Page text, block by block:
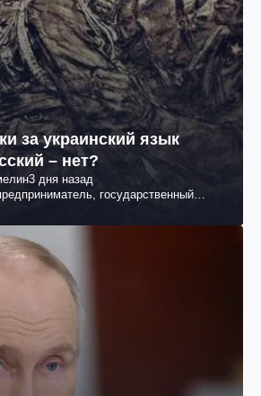
за украинский язык
– нет?
3 дня назад
государственный